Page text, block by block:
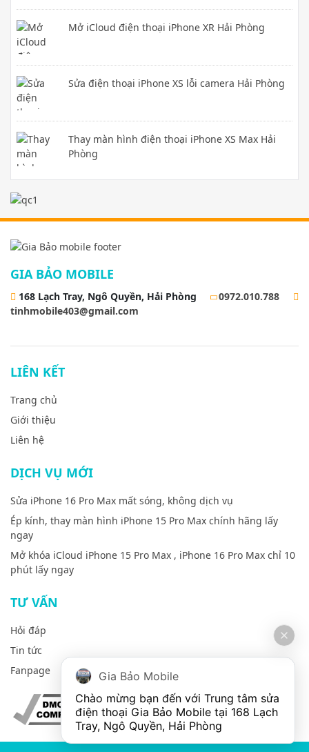
Mở iCloud điện thoại iPhone XR Hải Phòng
Sửa điện thoại iPhone XS lỗi camera Hải Phòng
Thay màn hình điện thoại iPhone XS Max Hải
Phòng
GIA BẢO MOBILE
168 Lạch Tray, Ngô Quyền, Hải Phòng
0972.010.788
tinhmobile403@gmail.com
LIÊN KẾT
Trang chủ
Giới thiệu
Liên hệ
DỊCH VỤ MỚI
Sửa iPhone 16 Pro Max mất sóng, không dịch vụ
Ép kính, thay màn hình iPhone 15 Pro Max chính hãng lấy
ngay
Mở khóa iCloud iPhone 15 Pro Max , iPhone 16 Pro Max chỉ 10
phút lấy ngay
TƯ VẤN
Hỏi đáp
Tin tức
Fanpage
Gia Bảo Mobile
Chào mừng bạn đến với Trung tâm sửa
điện thoại Gia Bảo Mobile tại 168 Lạch
Tray, Ngô Quyền, Hải Phòng